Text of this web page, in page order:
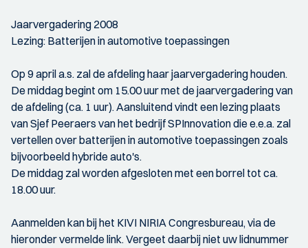
Jaarvergadering 2008
Lezing: Batterijen in automotive toepassingen
Op 9 april a.s. zal de afdeling haar jaarvergadering houden.
De middag begint om 15.00 uur met de jaarvergadering van
de afdeling (ca. 1 uur). Aansluitend vindt een lezing plaats
van Sjef Peeraers van het bedrijf SPInnovation die e.e.a. zal
vertellen over batterijen in automotive toepassingen zoals
bijvoorbeeld hybride auto's.
De middag zal worden afgesloten met een borrel tot ca.
18.00 uur.
Aanmelden kan bij het KIVI NIRIA Congresbureau, via de
hieronder vermelde link. Vergeet daarbij niet uw lidnummer